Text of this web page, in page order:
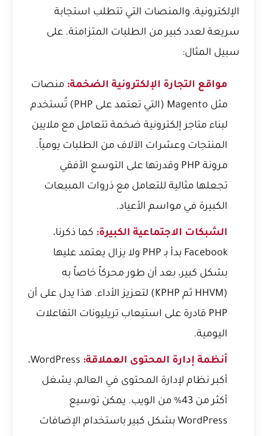
الإلكترونية، والمنصات التي تتطلب استجابة
سريعة لعدد كبير من الطلبات المتزامنة. على
سبيل المثال:
مواقع التجارة الإلكترونية الضخمة: منصات
مثل Magento (التي تعتمد على PHP) تُستخدم
لبناء متاجر إلكترونية ضخمة تتعامل مع ملايين
المنتجات وعشرات الآلاف من الطلبات يومياً.
مرونة PHP وقدرتها على التوسع الأفقي
تجعلها مثالية للتعامل مع ذروات المبيعات
الكبيرة في مواسم الأعياد.
الشبكات الاجتماعية الكبيرة: كما ذكرنا،
Facebook بدأ بـ PHP ولا يزال يعتمد عليها
بشكل كبير، بعد أن طور محركاً خاصاً به
(HHVM ثم KPHP) لتعزيز الأداء. هذا يدل على أن
PHP قادرة على استيعاب تريليونات التفاعلات
اليومية.
أنظمة إدارة المحتوى العملاقة:
WordPress،
أكبر نظام لإدارة المحتوى في العالم، يشغل
أكثر من 43% من الويب. يمكن توسيع
WordPress بشكل كبير باستخدام الإضافات